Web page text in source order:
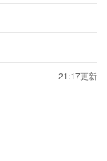
21:17更新